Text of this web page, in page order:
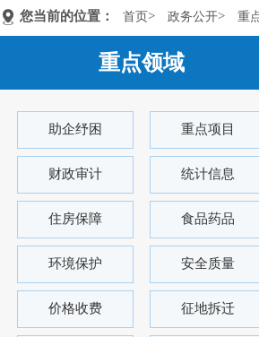
您当前的位置： 首页> 政务公开> 重
重点领域
助企纾困 重点项目
财政审计 统计信息
住房保障 食品药品
环境保护 安全质量
价格收费 征地拆迁